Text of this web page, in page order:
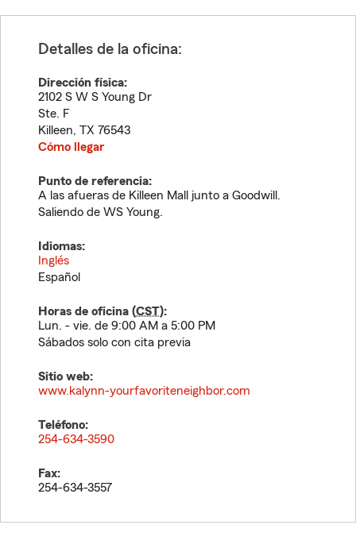
Detalles de la oficina:
Dirección física:
2102 S W S Young Dr
Ste. F
Killeen, TX 76543
Cómo llegar
Punto de referencia:
A las afueras de Killeen Mall junto a Goodwill.
Saliendo de WS Young.
Idiomas:
Inglés
Español
Horas de oficina (CST):
Lun. - vie. de 9:00 AM a 5:00 PM
Sábados solo con cita previa
Sitio web:
www.kalynn-yourfavoriteneighbor.com
Teléfono:
254-634-3590
Fax:
254-634-3557